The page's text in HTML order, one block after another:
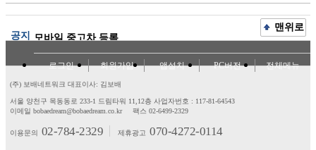
공지 모바일 중고차 등록
맨위로
로그인 회원가입 앱설치 PC버전 전체메뉴
(주) 보배네트워크 대표이사: 김보배
서울 양천구 목동동로 233-1 드림타워 11,12층 사업자번호 : 117-81-64543
이메일 bobaedream@bobaedream.co.kr
팩스 02-6499-2329
이용문의 02-784-2329 제휴광고 070-4272-0114